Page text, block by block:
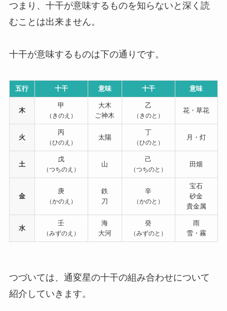
つまり、十干が意味するものを知らないと深く読
むことは出来ません。
十干が意味するものは下の通りです。
五行 十干 意味 十干 意味
木
甲
（きのえ）
大木
ご神木
乙
（きのと）
花・草花
火
丙
（ひのえ）
太陽
丁
（ひのと）
月・灯
土
戊
（つちのえ）
山
己
（つちのと）
田畑
金
庚
（かのえ）
鉄
刀
辛
（かのと）
宝石
砂金
貴金属
水
壬
（みずのえ）
海
大河
癸
（みずのと）
雨
雪・霧
つづいては、通変星の十干の組み合わせについて
紹介していきます。